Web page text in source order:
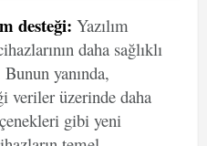
desteği: Yazılım
daha sağlıklı
Bunun yanında,
veriler üzerinde daha
gibi yeni